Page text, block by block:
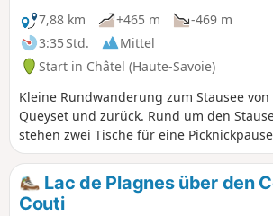
7,88 km
+465 m
-469 m
3:35 Std.
Mittel
Start in Châtel (Haute-Savoie)
Kleine Rundwanderung zum Stausee von
Queyset und zurück. Rund um den
stehen zwei Tische für eine Picknickpause
zur Verfügung. Der kurze, aber steile
Aufstieg durch den Wald ist nicht zu
unterschätzen.
Lac de Plagnes über den
Couti